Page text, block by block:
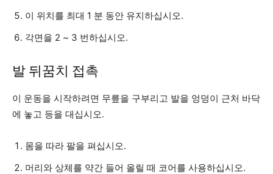
이 위치를 최대 1 분 동안 유지하십시오.
각면을 2 ~ 3 번하십시오.
발 뒤꿈치 접촉
이 운동을 시작하려면 무릎을 구부리고 발을 엉덩이 근처 바닥
에 놓고 등을 대십시오.
몸을 따라 팔을 펴십시오.
머리와 상체를 약간 들어 올릴 때 코어를 사용하십시오.